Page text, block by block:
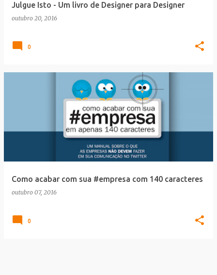
Julgue Isto - Um livro de Designer para Designer
outubro 20, 2016
0
Como acabar com sua #empresa com 140 caracteres
outubro 07, 2016
0